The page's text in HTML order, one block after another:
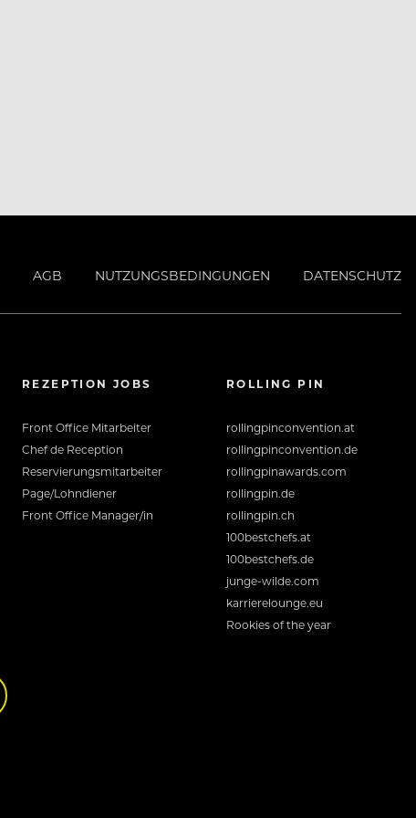
AGB NUTZUNGSBEDINGUNGEN DATENSCHUTZ
REZEPTION JOBS
Front Office Mitarbeiter
Chef de Reception
Reservierungsmitarbeiter
Page/Lohndiener
Front Office Manager/in
ROLLING PIN
rollingpinconvention.at
rollingpinconvention.de
rollingpinawards.com
rollingpin.de
rollingpin.ch
100bestchefs.at
100bestchefs.de
junge-wilde.com
karrierelounge.eu
Rookies of the year